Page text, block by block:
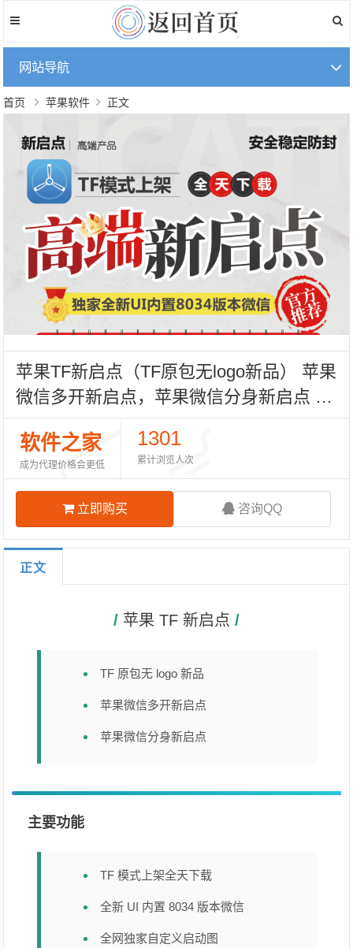
网站导航
首页 苹果软件 正文
苹果TF新启点（TF原包无logo新品） 苹果
微信多开新启点，苹果微信分身新启点 IP
AD双设备登陆 转账零钱余额/装逼功能
软件之家
成为代理价格会更低
1301
累计浏览人次
立即购买 咨询QQ
正文
/ 苹果 TF 新启点 /
TF 原包无 logo 新品
苹果微信多开新启点
苹果微信分身新启点
主要功能
TF 模式上架全天下载
全新 UI 内置 8034 版本微信
全网独家自定义启动图